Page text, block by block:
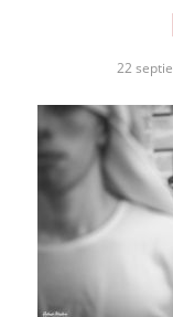
22